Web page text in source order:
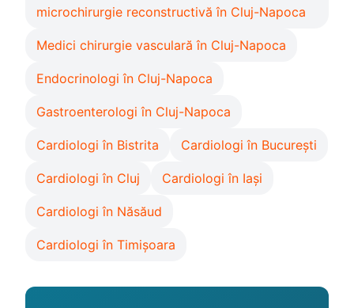
microchirurgie reconstructivă în Cluj-Napoca
Medici chirurgie vasculară în Cluj-Napoca
Endocrinologi în Cluj-Napoca
Gastroenterologi în Cluj-Napoca
Cardiologi în Bistrita Cardiologi în București
Cardiologi în Cluj Cardiologi în Iași
Cardiologi în Năsăud
Cardiologi în Timișoara